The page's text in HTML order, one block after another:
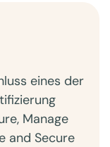
eines der
Manage
and Secure